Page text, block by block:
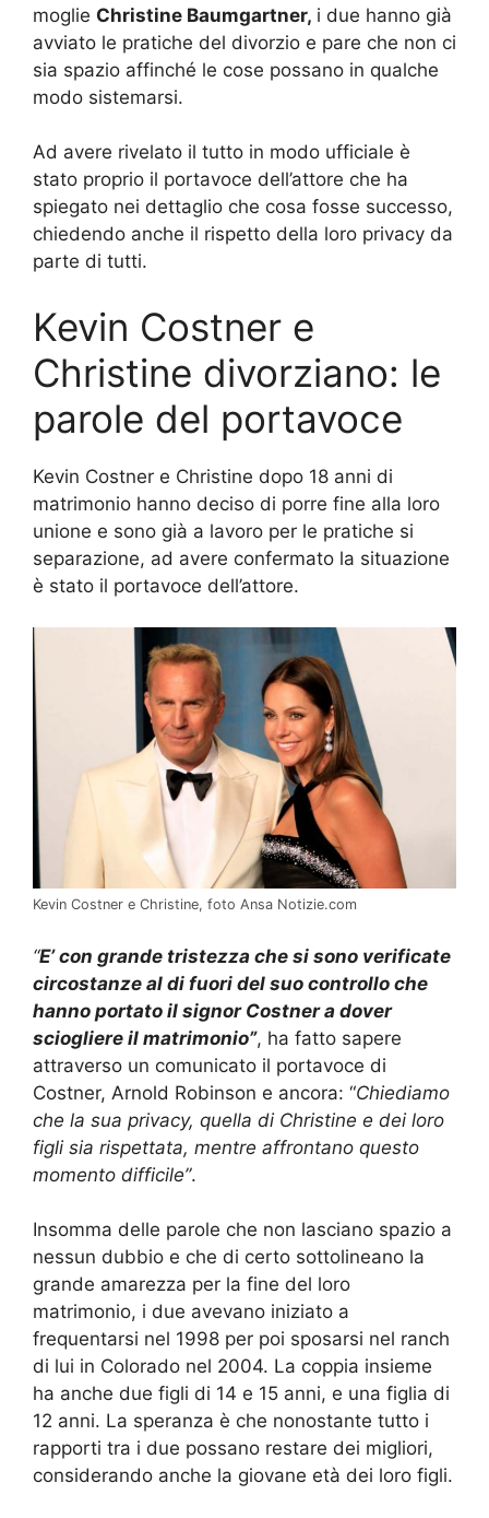
moglie Christine Baumgartner, i due hanno già
avviato le pratiche del divorzio e pare che non ci
sia spazio affinché le cose possano in qualche
modo sistemarsi.
Ad avere rivelato il tutto in modo ufficiale è
stato proprio il portavoce dell’attore che ha
spiegato nei dettaglio che cosa fosse successo,
chiedendo anche il rispetto della loro privacy da
parte di tutti.
Kevin Costner e
Christine divorziano: le
parole del portavoce
Kevin Costner e Christine dopo 18 anni di
matrimonio hanno deciso di porre fine alla loro
unione e sono già a lavoro per le pratiche si
separazione, ad avere confermato la situazione
è stato il portavoce dell’attore.
Kevin Costner e Christine, foto Ansa Notizie.com
“E’ con grande tristezza che si sono verificate
circostanze al di fuori del suo controllo che
hanno portato il signor Costner a dover
sciogliere il matrimonio”, ha fatto sapere
attraverso un comunicato il portavoce di
Costner, Arnold Robinson e ancora: “Chiediamo
che la sua privacy, quella di Christine e dei loro
figli sia rispettata, mentre affrontano questo
momento difficile”.
Insomma delle parole che non lasciano spazio a
nessun dubbio e che di certo sottolineano la
grande amarezza per la fine del loro
matrimonio, i due avevano iniziato a
frequentarsi nel 1998 per poi sposarsi nel ranch
di lui in Colorado nel 2004. La coppia insieme
ha anche due figli di 14 e 15 anni, e una figlia di
12 anni. La speranza è che nonostante tutto i
rapporti tra i due possano restare dei migliori,
considerando anche la giovane età dei loro figli.